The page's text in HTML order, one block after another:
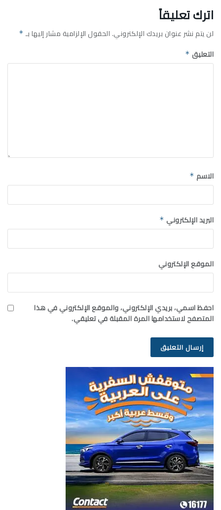
اترك تعليقاً
لن يتم نشر عنوان بريدك الإلكتروني.الحقول الإلزامية مشار إليها بـ *
التعليق *
الاسم *
البريد الإلكتروني *
الموقع الإلكتروني
احفظ اسمي، بريدي الإلكتروني، والموقع الإلكتروني في هذا
المتصفح لاستخدامها المرة المقبلة في تعليقي.